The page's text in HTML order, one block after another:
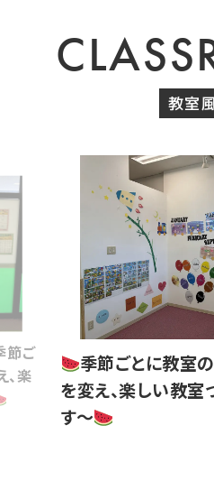
教室
節ご
、楽
季節ごとに教室
を変え、楽しい教室
す～